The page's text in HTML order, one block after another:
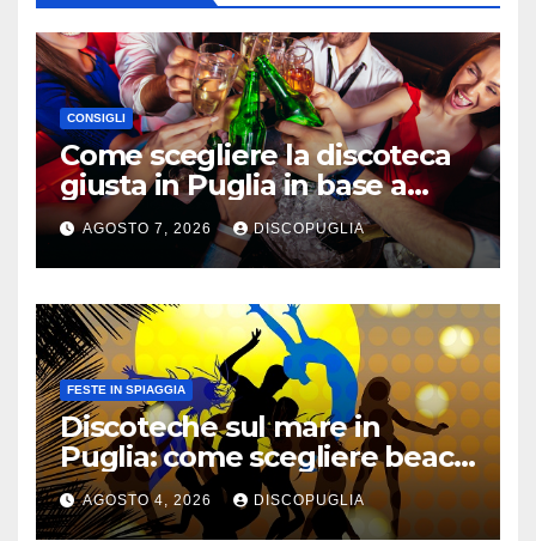
CONSIGLI
Come scegliere la discoteca
giusta in Puglia in base a
musica, età e atmosfera
AGOSTO 7, 2026 DISCOPUGLIA
FESTE IN SPIAGGIA
Discoteche sul mare in
Puglia: come scegliere beach
club e locali panoramici
AGOSTO 4, 2026 DISCOPUGLIA